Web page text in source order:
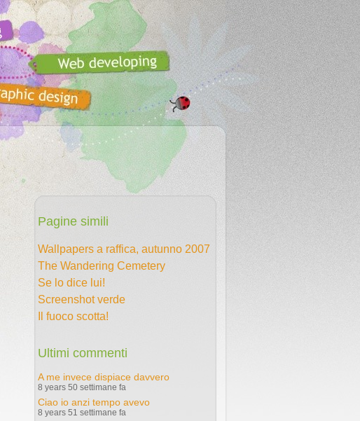
Pagine simili
Wallpapers a raffica, autunno 2007
The Wandering Cemetery
Se lo dice lui!
Screenshot verde
Il fuoco scotta!
Ultimi commenti
A me invece dispiace davvero
8 years 50 settimane fa
Ciao io anzi tempo avevo
8 years 51 settimane fa